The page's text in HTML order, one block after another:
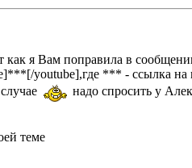
я Вам поправила в
youtube],где *** - ссылка на
надо спросить у
теме